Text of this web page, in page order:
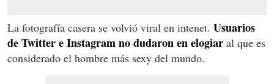
La fotografía casera se volvió viral en intenet. Usuarios
de Twitter e Instagram no dudaron en elogiar al que es
considerado el hombre más sexy del mundo.